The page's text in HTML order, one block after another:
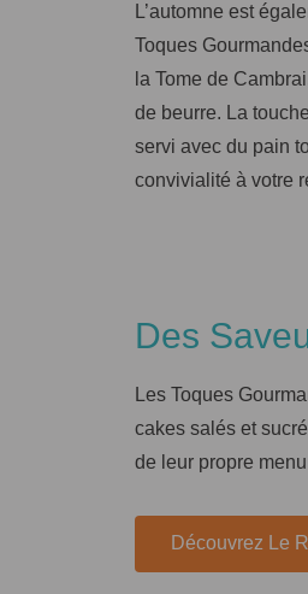
L’automne est
Toques
la Tome de
de beurre. La
servi avec du pain
convivialité à votre
Des
Les Toques
cakes salés et
de leur propre
Découvrez Le